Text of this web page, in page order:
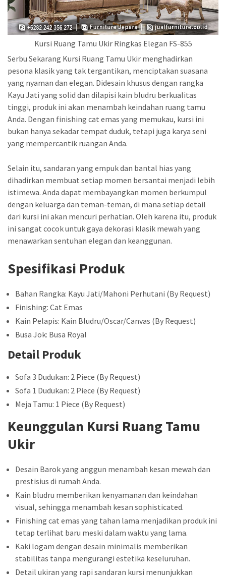
Kursi Ruang Tamu Ukir Ringkas Elegan FS-855
Serbu Sekarang Kursi Ruang Tamu Ukir menghadirkan
pesona klasik yang tak tergantikan, menciptakan suasana
yang nyaman dan elegan. Didesain khusus dengan rangka
Kayu Jati yang solid dan dilapisi kain bludru berkualitas
tinggi, produk ini akan menambah keindahan ruang tamu
Anda. Dengan finishing cat emas yang memukau, kursi ini
bukan hanya sekadar tempat duduk, tetapi juga karya seni
yang mempercantik ruangan Anda.
Selain itu, sandaran yang empuk dan bantal hias yang
dihadirkan membuat setiap momen bersantai menjadi lebih
istimewa. Anda dapat membayangkan momen berkumpul
dengan keluarga dan teman-teman, di mana setiap detail
dari kursi ini akan mencuri perhatian. Oleh karena itu, produk
ini sangat cocok untuk gaya dekorasi klasik mewah yang
menawarkan sentuhan elegan dan keanggunan.
Spesifikasi Produk
Bahan Rangka: Kayu Jati/Mahoni Perhutani (By Request)
Finishing: Cat Emas
Kain Pelapis: Kain Bludru/Oscar/Canvas (By Request)
Busa Jok: Busa Royal
Detail Produk
Sofa 3 Dudukan: 2 Piece (By Request)
Sofa 1 Dudukan: 2 Piece (By Request)
Meja Tamu: 1 Piece (By Request)
Keunggulan Kursi Ruang Tamu
Ukir
Desain Barok yang anggun menambah kesan mewah dan
prestisius di rumah Anda.
Kain bludru memberikan kenyamanan dan keindahan
visual, sehingga menambah kesan sophisticated.
Finishing cat emas yang tahan lama menjadikan produk ini
tetap terlihat baru meski dalam waktu yang lama.
Kaki logam dengan desain minimalis memberikan
stabilitas tanpa mengurangi estetika keseluruhan.
Detail ukiran yang rapi sandaran kursi menunjukkan